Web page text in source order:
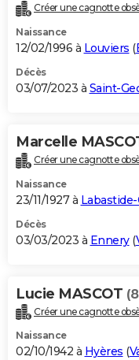
Créer une cagnotte
Naissance
12/02/1996 à Louviers (
Décès
03/07/2023 à Saint-
Marcelle
Créer une cagnotte
Naissance
23/11/1927 à
Décès
03/03/2023 à Ennery(
Lucie MASCOT
Créer une cagnotte
Naissance
02/10/1942 à Hyères (